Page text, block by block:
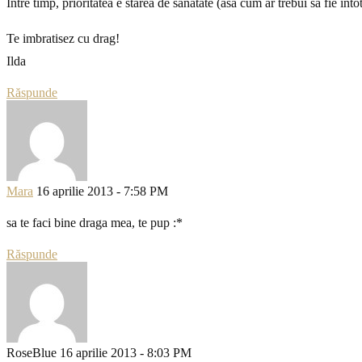
Intre timp, prioritatea e starea de sanatate (asa cum ar trebui sa fie
Te imbratisez cu drag!
Ilda
Răspunde
Mara 16 aprilie 2013 - 7:58 PM
sa te faci bine draga mea, te pup :*
Răspunde
RoseBlue 16 aprilie 2013 - 8:03 PM